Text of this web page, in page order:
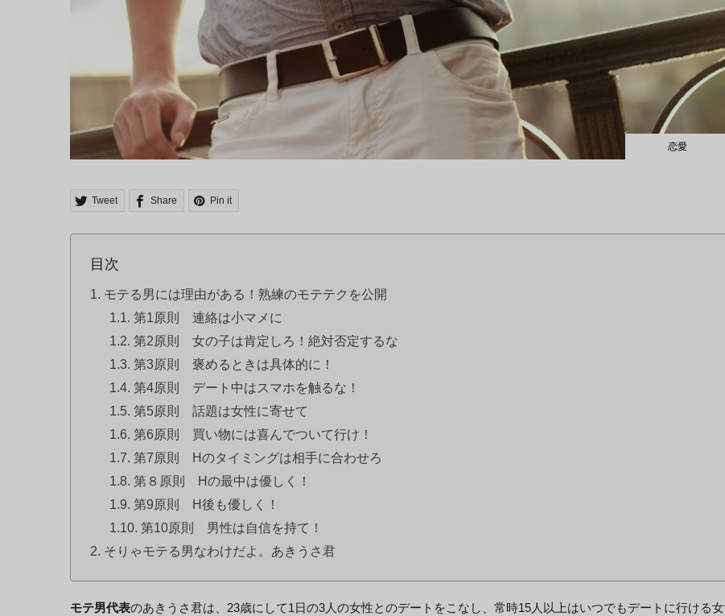
恋愛
Tweet Share Pin it
目次
モテる男には理由がある！熟練のモテテクを公開
第1原則 連絡は小マメに
第2原則 女の子は肯定しろ！絶対否定するな
第3原則 褒めるときは具体的に！
第4原則 デート中はスマホを触るな！
第5原則 話題は女性に寄せて
第6原則 買い物には喜んでついて行け！
第7原則 Hのタイミングは相手に合わせろ
第８原則 Hの最中は優しく！
第9原則 H後も優しく！
第10原則 男性は自信を持て！
そりゃモテる男なわけだよ。あきうさ君
モテ男代表のあきうさ君は、23歳にして1日の3人の女性とのデートをこなし、常時15人以上はいつでもデートに行ける女